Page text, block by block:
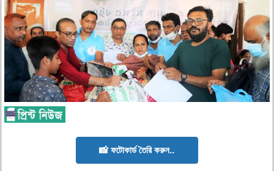
📸 ফটোকার্ড তৈরি করুন..